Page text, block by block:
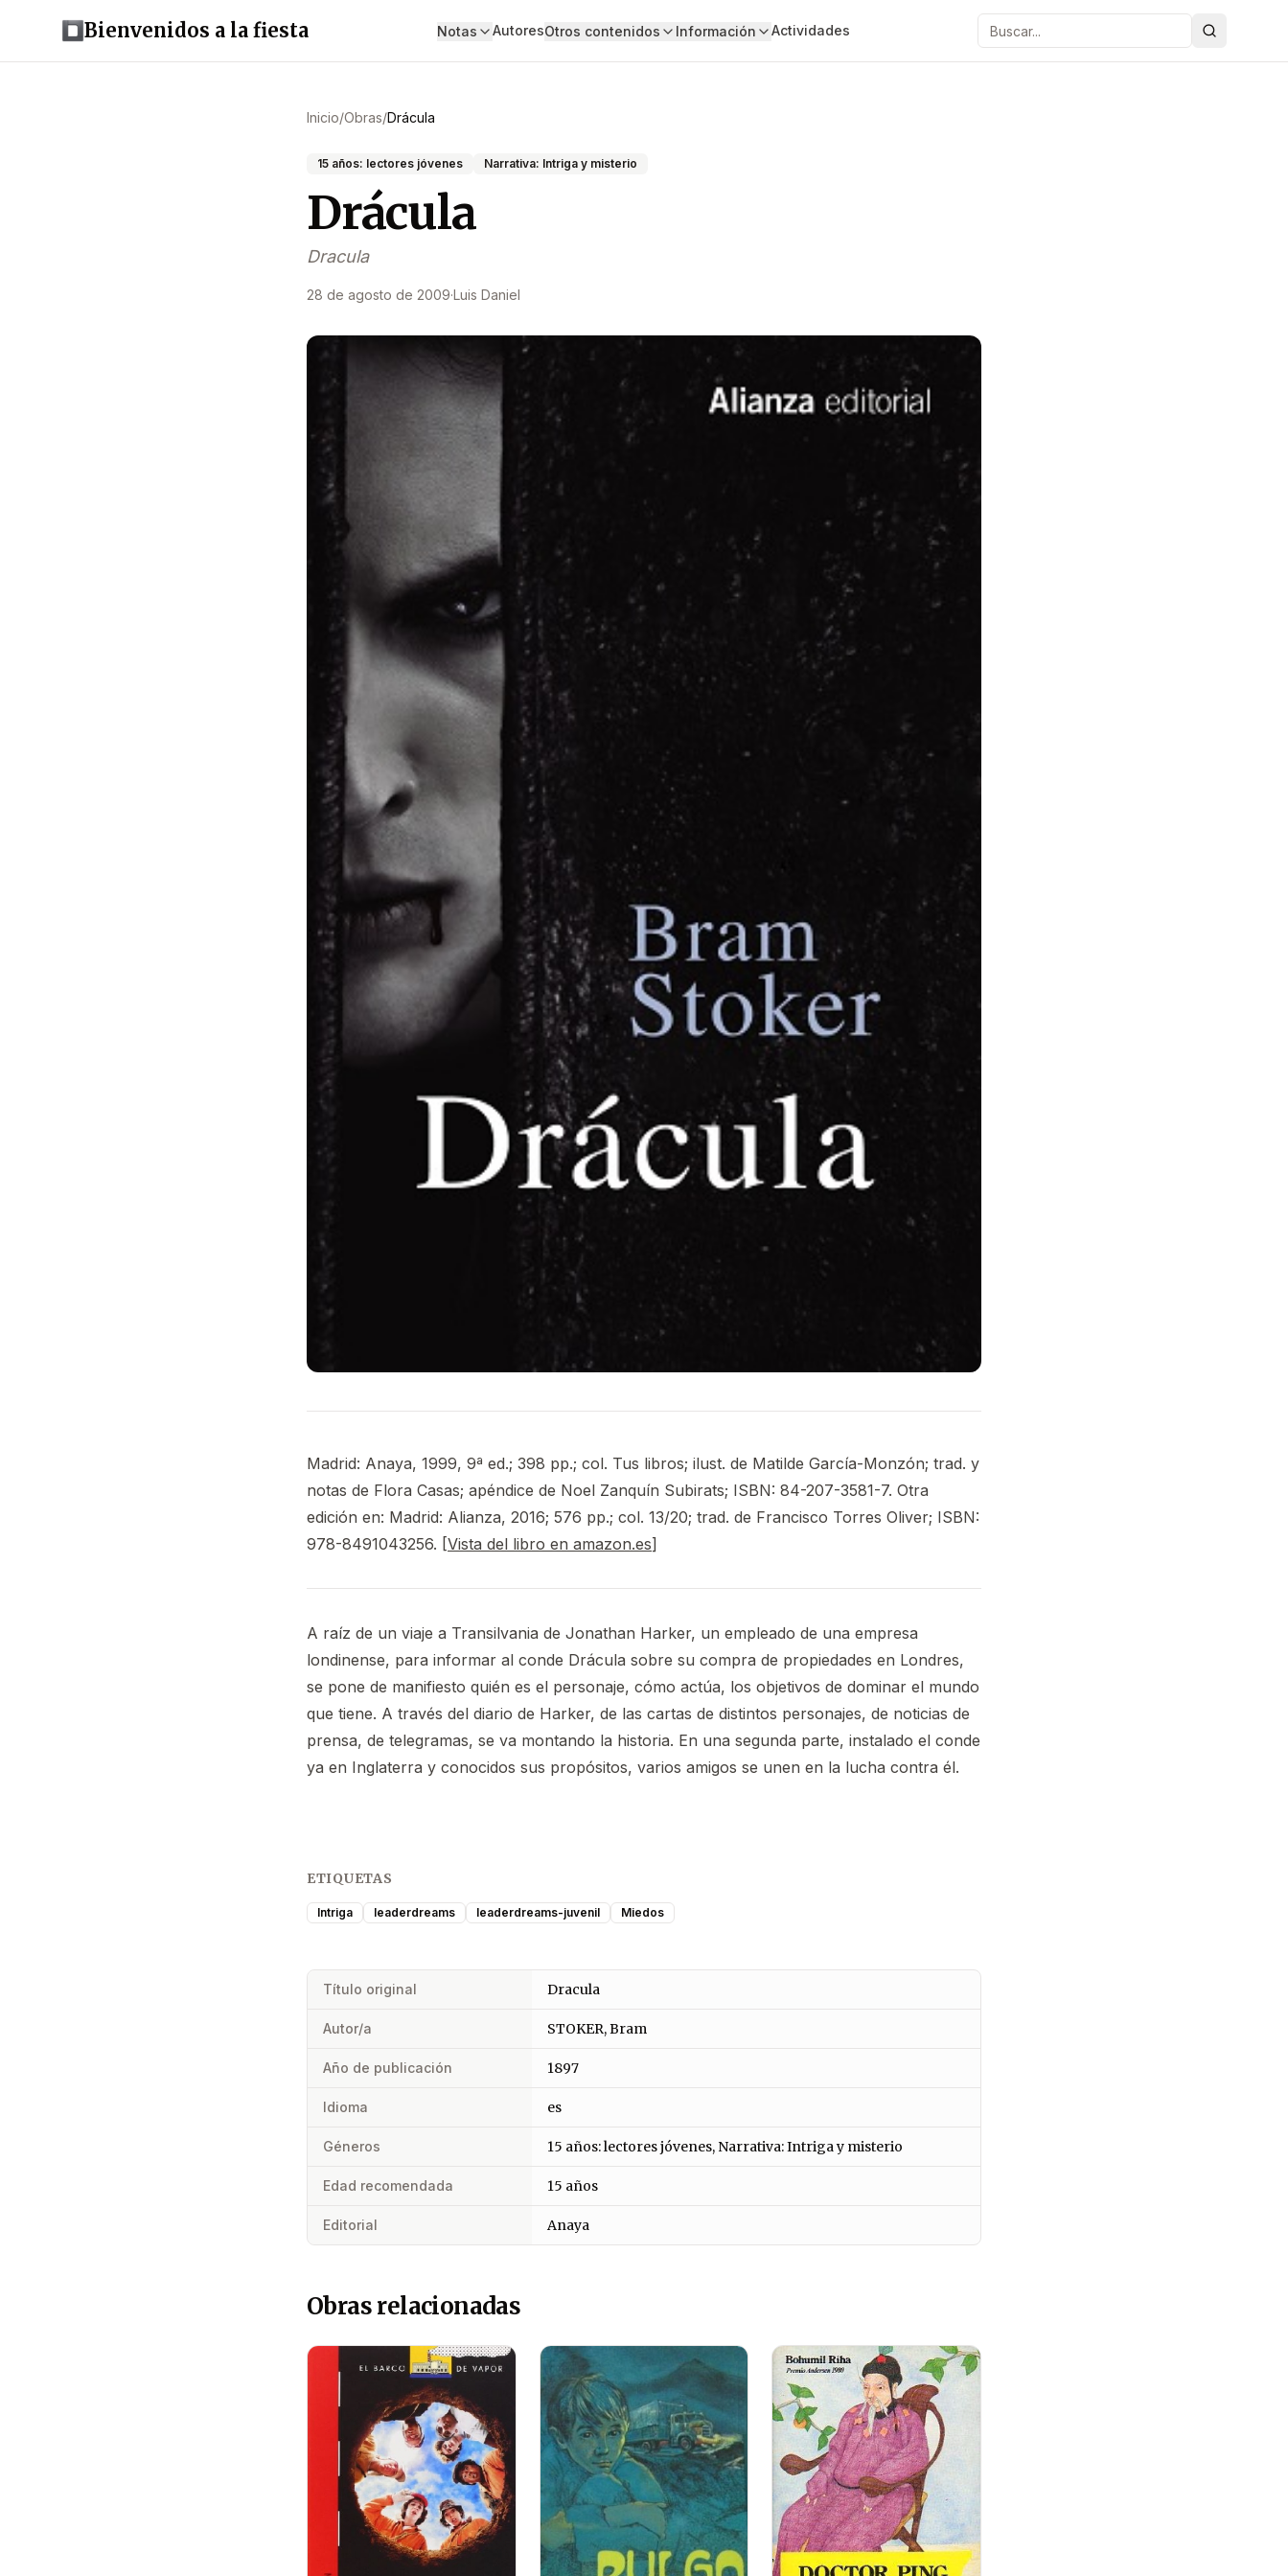
Bienvenidos a la fiesta Notas AutoresOtros contenidos Información Actividades Buscar
Inicio/Obras/Drácula
15 años: lectores jóvenes Narrativa: Intriga y misterio
Drácula
Dracula
28 de agosto de 2009·Luis Daniel
Madrid: Anaya, 1999, 9ª ed.; 398 pp.; col. Tus libros; ilust. de Matilde García-Monzón; trad. y
notas de Flora Casas; apéndice de Noel Zanquín Subirats; ISBN: 84-207-3581-7. Otra
edición en: Madrid: Alianza, 2016; 576 pp.; col. 13/20; trad. de Francisco Torres Oliver; ISBN:
978-8491043256. [Vista del libro en amazon.es]
A raíz de un viaje a Transilvania de Jonathan Harker, un empleado de una empresa
londinense, para informar al conde Drácula sobre su compra de propiedades en Londres,
se pone de manifiesto quién es el personaje, cómo actúa, los objetivos de dominar el mundo
que tiene. A través del diario de Harker, de las cartas de distintos personajes, de noticias de
prensa, de telegramas, se va montando la historia. En una segunda parte, instalado el conde
ya en Inglaterra y conocidos sus propósitos, varios amigos se unen en la lucha contra él.
ETIQUETAS
Intriga leaderdreams leaderdreams-juvenil Miedos
Título original Dracula
Autor/a STOKER, Bram
Año de publicación 1897
Idioma es
Géneros 15 años: lectores jóvenes, Narrativa: Intriga y misterio
Edad recomendada 15 años
Editorial Anaya
Obras relacionadas